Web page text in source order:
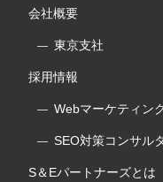
会社概要
東京支社
採用情報
Webマーケティン
SEO対策コンサル
S＆Eパートナーズとは